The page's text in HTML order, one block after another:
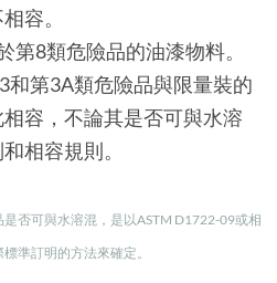
容。
第8類危險品的油漆物料。
和第3A類危險品與限量裝的
容，不論其是否可與水溶
相容規則。
否可與水溶混，是以ASTM D1722-09或相
準訂明的方法來確定。